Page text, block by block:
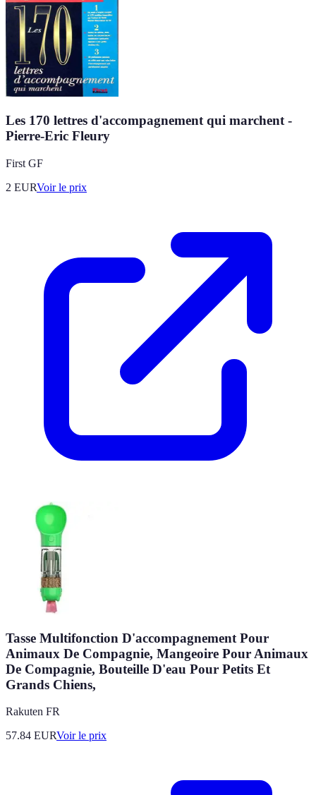
Les 170 lettres d'accompagnement qui marchent -
Pierre-Eric Fleury
First GF
2 EURVoir le prix
Tasse Multifonction D'accompagnement Pour
Animaux De Compagnie, Mangeoire Pour Animaux
De Compagnie, Bouteille D'eau Pour Petits Et
Grands Chiens,
Rakuten FR
57.84 EURVoir le prix